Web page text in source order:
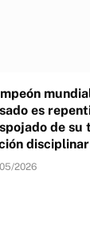
es
de su
2026